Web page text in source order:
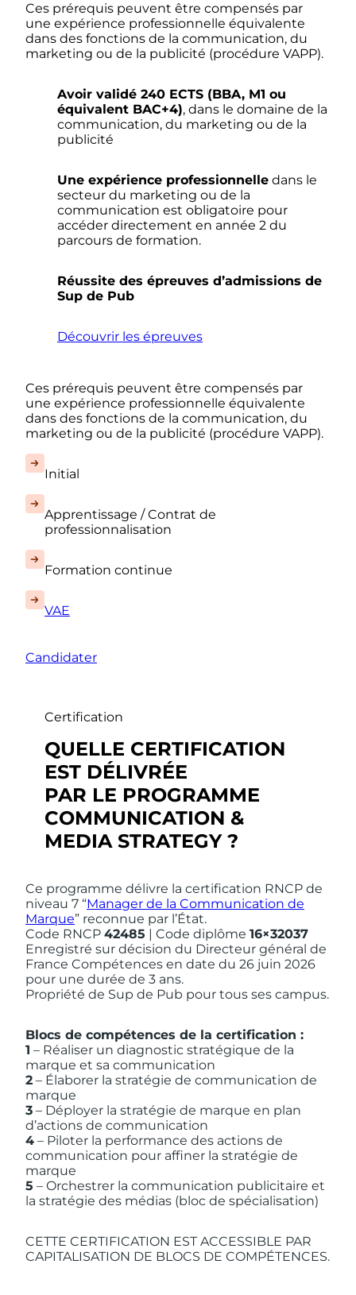
Ces prérequis peuvent être compensés par
une expérience professionnelle équivalente
dans des fonctions de la communication, du
marketing ou de la publicité (procédure VAPP).
Avoir validé 240 ECTS (BBA, M1 ou
équivalent BAC+4), dans le domaine de la
communication, du marketing ou de la
publicité
Une expérience professionnelle dans le
secteur du marketing ou de la
communication est obligatoire pour
accéder directement en année 2 du
parcours de formation.
Réussite des épreuves d’admissions de
Sup de Pub
Découvrir les épreuves
Ces prérequis peuvent être compensés par
une expérience professionnelle équivalente
dans des fonctions de la communication, du
marketing ou de la publicité (procédure VAPP).
Initial
Apprentissage / Contrat de
professionnalisation
Formation continue
VAE
Candidater
Certification
QUELLE CERTIFICATION
EST DÉLIVRÉE
PAR LE PROGRAMME
COMMUNICATION &
MEDIA STRATEGY?
Ce programme délivre la certification RNCP de
niveau 7 “Manager de la Communication de
Marque” reconnue par l’État.
Code RNCP 42485 | Code diplôme 16×32037
Enregistré sur décision du Directeur général de
France Compétences en date du 26 juin 2026
pour une durée de 3 ans.
Propriété de Sup de Pub pour tous ses campus.
Blocs de compétences de la certification :
1 – Réaliser un diagnostic stratégique de la
marque et sa communication
2 – Élaborer la stratégie de communication de
marque
3 – Déployer la stratégie de marque en plan
d’actions de communication
4 – Piloter la performance des actions de
communication pour affiner la stratégie de
marque
5 – Orchestrer la communication publicitaire et
la stratégie des médias (bloc de spécialisation)
CETTE CERTIFICATION EST ACCESSIBLE PAR
CAPITALISATION DE BLOCS DE COMPÉTENCES.